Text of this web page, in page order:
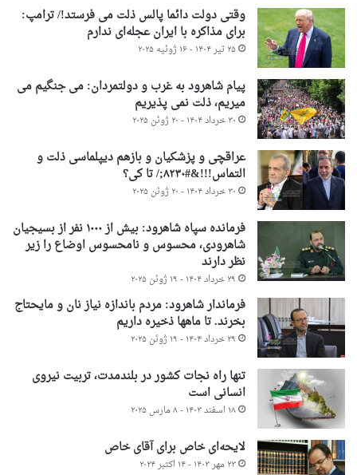
وقتی دولت دائما پالس ذلت می فرستد!/ ترامپ:
برای مذاکره با ایران عجله‌ای ندارم
۲۵ تیر ۱۴۰۴ - ۱۶ ژوئیه ۲۰۲۵
پیام شاهرود به غرب و دولتمردان: می جنگیم می
میریم، ذلت نمی پذیریم
۳۰ خرداد ۱۴۰۴ - ۲۰ ژوئن ۲۰۲۵
عراقچی و پزشکیان و بازهم دیپلماسی ذلت و
التماس!!!&#۸۲۳۰;/ تا کی؟
۳۰ خرداد ۱۴۰۴ - ۲۰ ژوئن ۲۰۲۵
فرمانده سپاه شاهرود: بیش از ۱۰۰۰ نفر از بسیجیان
شاهرودی، محسوس و نامحسوس اوضاع را زیر
نظر دارند
۲۹ خرداد ۱۴۰۴ - ۱۹ ژوئن ۲۰۲۵
فرماندار شاهرود: مردم باندازه نیاز نان و مایحتاج
بخرند. تا ماهها ذخیره داریم
۲۹ خرداد ۱۴۰۴ - ۱۹ ژوئن ۲۰۲۵
تنها راه نجات کشور در بلندمدت، تربیت نیروی
انسانی است
۱۸ اسفند ۱۴۰۳ - ۸ مارس ۲۰۲۵
لایحه‌ای خاص برای آقای خاص
۲۳ مهر ۱۴۰۳ - ۱۴ اکتبر ۲۰۲۴